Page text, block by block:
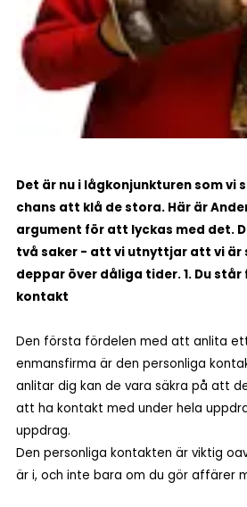
Det är nu i lågkonjunkturen som vi
chans att klå de stora. Här är
argument för att lyckas med det.
två saker - att vi utnyttjar att vi är
deppar över dåliga tider.1. Du
kontakt
Den första fördelen med att anlita
enmansfirma är den personliga
anlitar dig kan de vara säkra på att
att ha kontakt med under hela
uppdrag.
Den personliga kontakten är viktig
är i, och inte bara om du gör affärer